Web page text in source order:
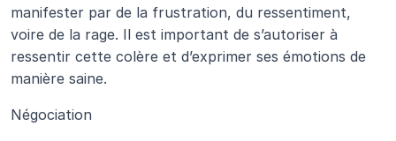
manifester par de la frustration, du ressentiment,
voire de la rage. Il est important de s’autoriser à
ressentir cette colère et d’exprimer ses émotions de
manière saine.
Négociation